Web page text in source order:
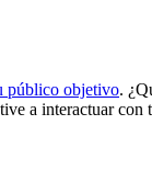
público objetivo.
a interactuar con